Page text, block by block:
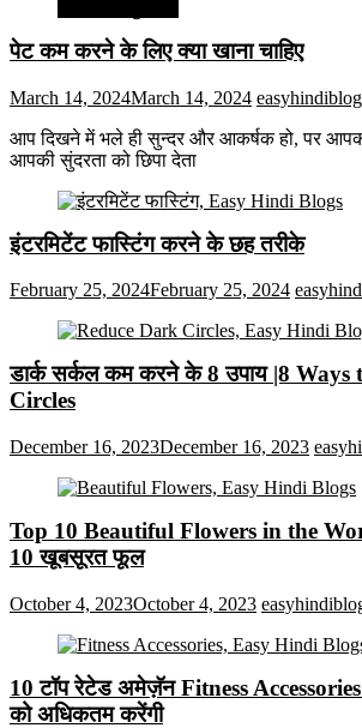
पेट कम करने के लिए क्या खाना चाहिए
March 14, 2024March 14, 2024
आप दिखने में भले ही सुन्दर और आकर्षक हो, पर
आपकी सुंदरता को छिपा देता
इंटरमिटेंट फास्टिंग करने के छह तरीके
February 25, 2024February 25, 2024
डार्क सर्कल कम करने के 8 उपाय |8
Circles
December 16, 2023December 16, 2023
Top 10 Beautiful Flowers in the
10 खूबसूरत फूल
October 4, 2023October 4, 2023
10 टॉप रेटेड अमेज़ॅन Fitness
को अधिकतम करेंगी